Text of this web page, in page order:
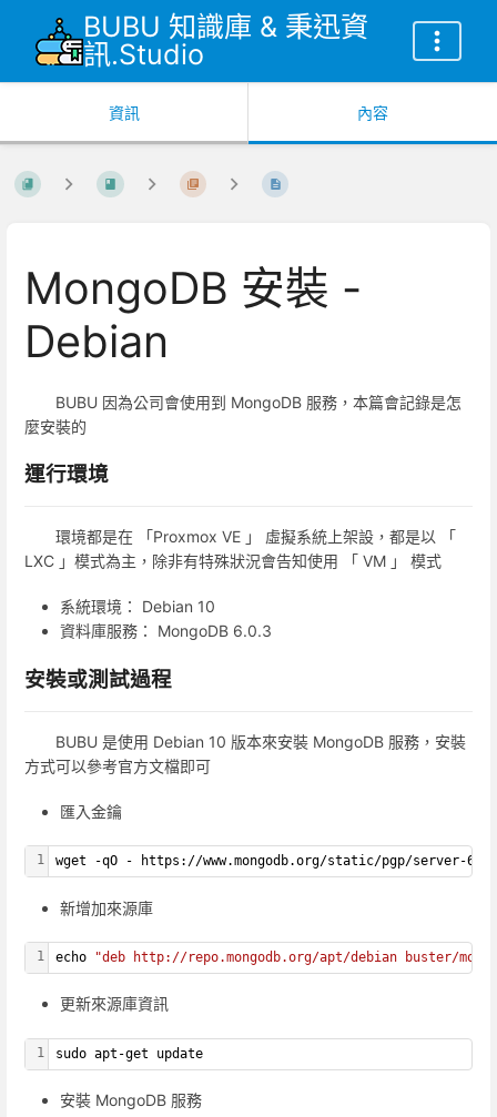
BUBU 知識庫 & 秉迅資
訊.Studio
資訊 內容
MongoDB 安裝 -
Debian
BUBU 因為公司會使用到 MongoDB 服務，本篇會記錄是怎
麼安裝的
運行環境
環境都是在 「Proxmox VE 」 虛擬系統上架設，都是以 「
LXC 」模式為主，除非有特殊狀況會告知使用 「 VM 」 模式
系統環境： Debian 10
資料庫服務： MongoDB 6.0.3
安裝或測試過程
BUBU 是使用 Debian 10 版本來安裝 MongoDB 服務，安裝
方式可以參考官方文檔即可
匯入金鑰
1 wget -qO - https://www.mongodb.org/static/pgp/server-
新增加來源庫
1 echo "deb http://repo.mongodb.org/apt/debian buster/
更新來源庫資訊
1 sudo apt-get update
安裝 MongoDB 服務